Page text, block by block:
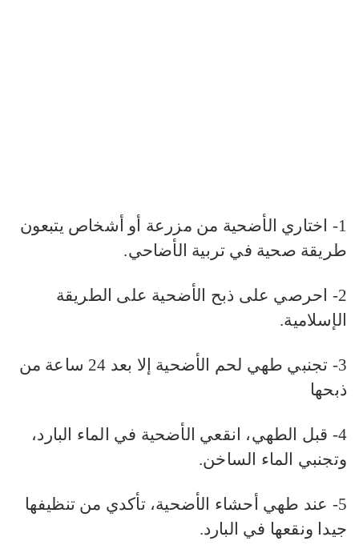
1- اختاري الأضحية من مزرعة أو أشخاص يتبعون
طريقة صحية في تربية الأضاحي.
2- احرصي على ذبح الأضحية على الطريقة
الإسلامية.
3- تجنبي طهي لحم الأضحية إلا بعد 24 ساعة من
ذبحها
4- قبل الطهي، انقعي الأضحية في الماء البارد،
وتجنبي الماء الساخن.
5- عند طهي أحشاء الأضحية، تأكدي من تنظيفها
جيدا ونقعها في البارد.